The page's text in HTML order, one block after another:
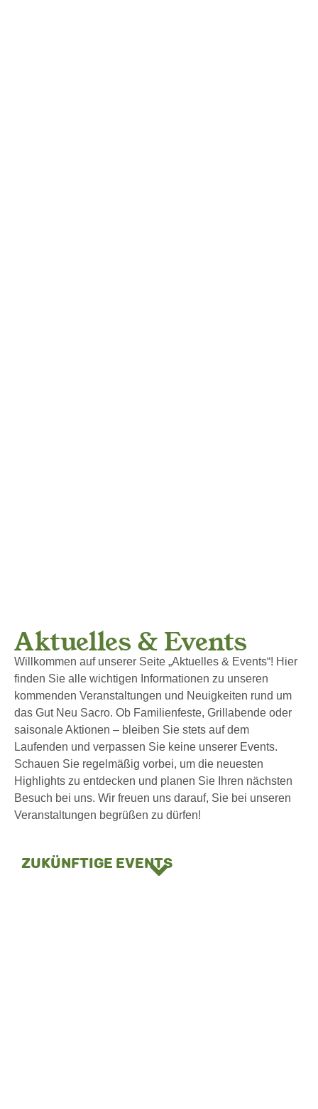
Aktuelles & Events
Willkommen auf unserer Seite „Aktuelles & Events“! Hier
finden Sie alle wichtigen Informationen zu unseren
kommenden Veranstaltungen und Neuigkeiten rund um
das Gut Neu Sacro. Ob Familienfeste, Grillabende oder
saisonale Aktionen – bleiben Sie stets auf dem
Laufenden und verpassen Sie keine unserer Events.
Schauen Sie regelmäßig vorbei, um die neuesten
Highlights zu entdecken und planen Sie Ihren nächsten
Besuch bei uns. Wir freuen uns darauf, Sie bei unseren
Veranstaltungen begrüßen zu dürfen!
zukünftige Events